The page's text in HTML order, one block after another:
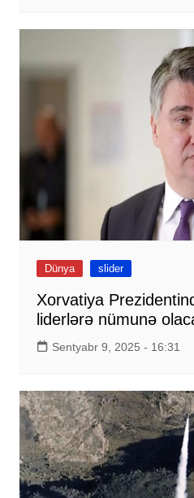
Dünya slider
Xorvatiya
liderlərə nümunə
Sentyabr 9, 2025 - 16:31